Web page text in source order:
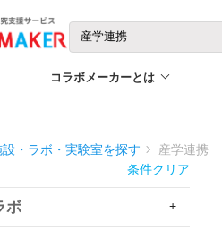
コラボメーカーとは
・ラボ・実験室を探す 産学連携
条件クリア
ボ +